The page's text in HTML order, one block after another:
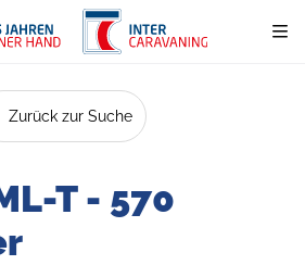
Zurück zur Suche
T - 570